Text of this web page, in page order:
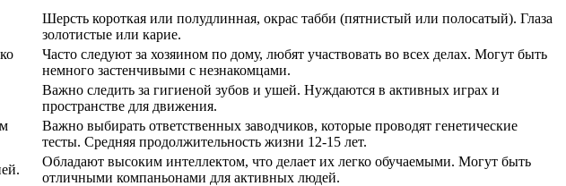
Шерсть короткая или полудлинная, окрас табби (пятнистый или полосатый). Глаза
золотистые или карие.
Часто следуют за хозяином по дому, любят участвовать во всех делах. Могут быть
немного застенчивыми с незнакомцами.
Важно следить за гигиеной зубов и ушей. Нуждаются в активных играх и
пространстве для движения.
Важно выбирать ответственных заводчиков, которые проводят генетические
тесты. Средняя продолжительность жизни 12-15 лет.
Обладают высоким интеллектом, что делает их легко обучаемыми. Могут быть
отличными компаньонами для активных людей.